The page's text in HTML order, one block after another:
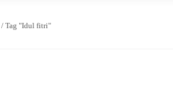
/ Tag "Idul fitri"